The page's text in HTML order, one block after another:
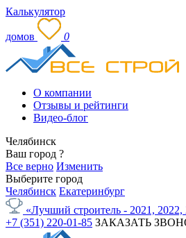
Калькулятор
домов 0
О компании
Отзывы и рейтинги
Видео-блог
Челябинск
Ваш город ?
Все верно Изменить
Выберите город
Челябинск Екатеринбург
«Лучший строитель - 2021, 2022,
+7 (351) 220-01-85 ЗАКАЗАТЬ